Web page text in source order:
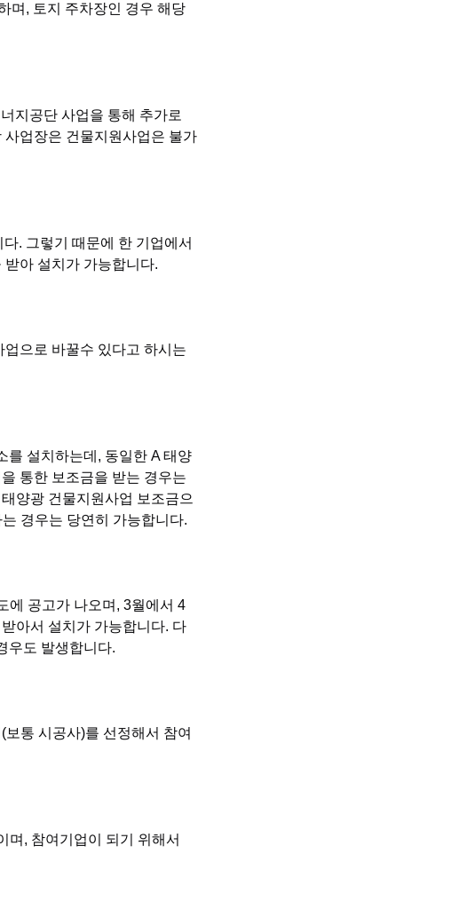
며, 토지 주차장인 경우 해당
지공단 사업을 통해 추가로
업장은 건물지원사업은 불가
. 그렇기 때문에 한 기업에서
아 설치가 가능합니다.
으로 바꿀수 있다고 하시는
를 설치하는데, 동일한 A 태양
통한 보조금을 받는 경우는
양광 건물지원사업 보조금으
경우는 당연히 가능합니다.
에 공고가 나오며, 3월에서 4
아서 설치가 가능합니다. 다
우도 발생합니다.
통 시공사)를 선정해서 참여
며, 참여기업이 되기 위해서